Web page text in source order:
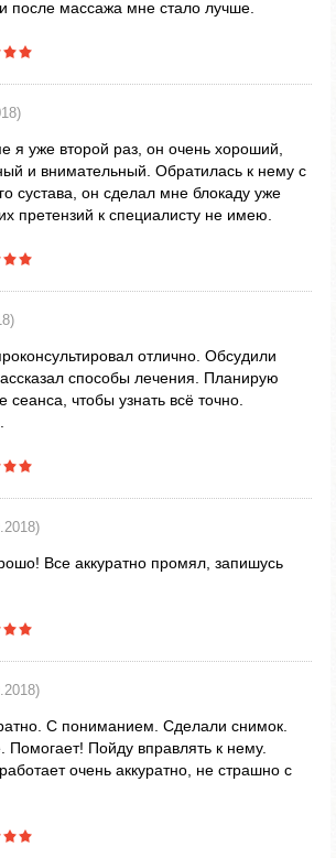
после массажа мне стало лучше.
я уже второй раз, он очень хороший,
и внимательный. Обратилась к нему с
сустава, он сделал мне блокаду уже
претензий к специалисту не имею.
отлично. Обсудили
способы лечения. Планирую
сеанса, чтобы узнать всё точно.
Все аккуратно промял, запишусь
С пониманием. Сделали снимок.
Помогает! Пойду вправлять к нему.
очень аккуратно, не страшно с